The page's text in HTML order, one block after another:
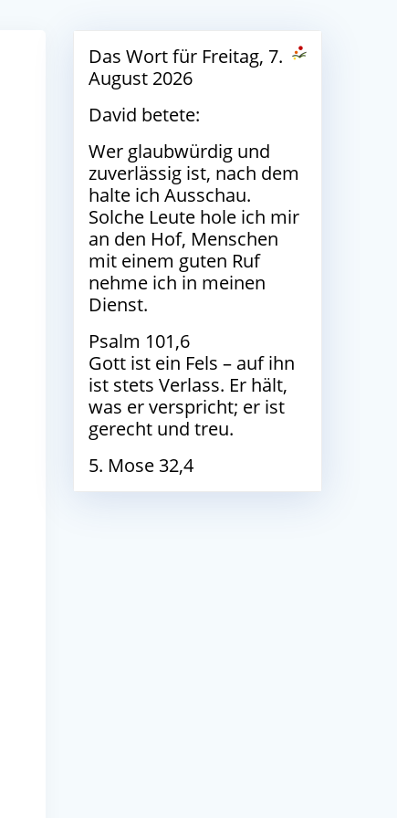
Das Wort für Freitag, 7.
August 2026
David betete:
Wer glaubwürdig und
zuverlässig ist, nach dem
halte ich Ausschau.
Solche Leute hole ich mir
an den Hof, Menschen
mit einem guten Ruf
nehme ich in meinen
Dienst.
Psalm 101,6
Gott ist ein Fels – auf ihn
ist stets Verlass. Er hält,
was er verspricht; er ist
gerecht und treu.
5. Mose 32,4